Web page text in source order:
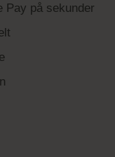
Pay på sekunder